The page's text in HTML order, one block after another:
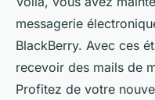
messagerie
BlackBerry. Avec ces
recevoir des mails de
Profitez de votre